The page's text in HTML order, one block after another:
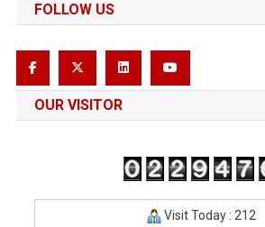
FOLLOW US
OUR VISITOR
Visit Today : 212